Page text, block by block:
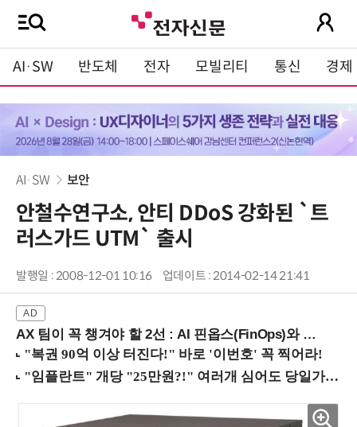
AI·SW 반도체 전자 모빌리티 통신 경제
AI·SW 보안
안철수연구소, 안티 DDoS 강화된 `트
러스가드 UTM` 출시
발행일 : 2008-12-01 10:16 업데이트 : 2014-02-14 21:41
AX 팀이 꼭 챙겨야 할 2선 : AI 핀옵스(FinOps)와 토큰 거버넌스 (8/21 잠실역)